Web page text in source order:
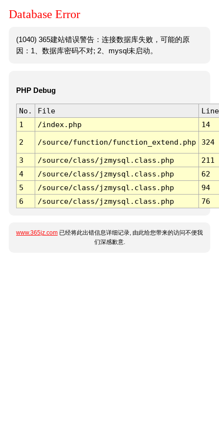
Database Error
(1040) 365建站错误警告：连接数据库失败，可能的原
因：1、数据库密码不对; 2、mysql未启动。
PHP Debug
No. File
Line
1
/index.php 14
2 /source/function/function_extend.php 324
3 /source/class/jzmysql.class.php
211
4
/source/class/jzmysql.class.php
62
5
/source/class/jzmysql.class.php
94
6
/source/class/jzmysql.class.php 76
www.365jz.com 已经将此出错信息详细记录, 由此给您带来的访问不便我
们深感歉意.